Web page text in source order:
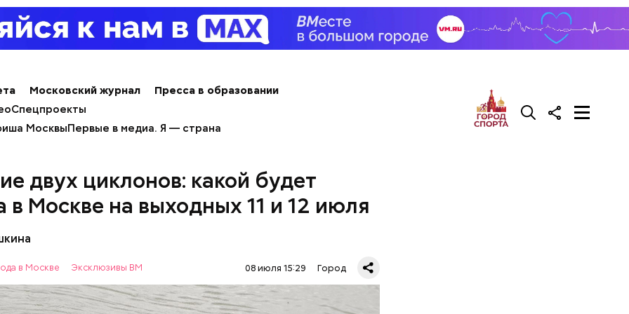
Московский журнал
Пресса в образовании
Спецпроекты
МосквыПервые в медиа. Я — страна
двух циклонов: какой будет
в Москве на выходных 11 и 12 июля
в Москве Эксклюзивы ВМ 08 июля 15:29 Город
проводит столичный Департамент транспорта и
транспортной инфраструктуры, Московская
дорожная инспекция (МАДИ), Госавтоинспекция,
Центр организации дорожного движения
«Администратор московского парковочного
(АМПП).